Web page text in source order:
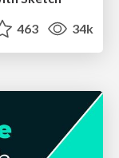
463 34k